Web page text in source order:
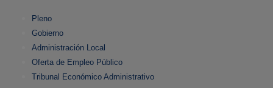
Pleno
Gobierno
Administración Local
Oferta de Empleo Público
Tribunal Económico Administrativo